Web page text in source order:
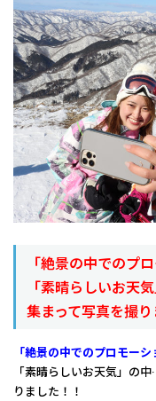
「絶景の中でのプ
「素晴らしいお天
集まって写真を撮り
「絶景の中でのプロモー
「素晴らしいお天気」の
りました！！